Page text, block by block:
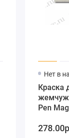
Нет в
Краска
Pen
мл